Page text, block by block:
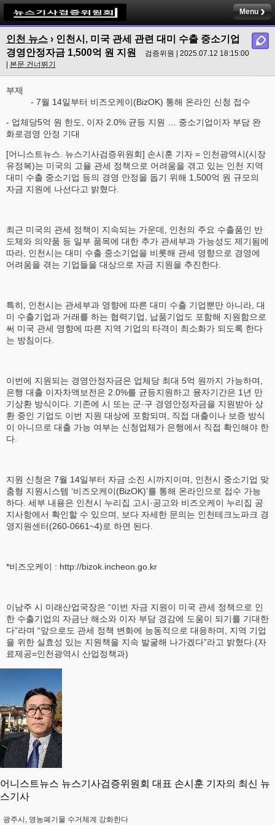
Menu
인천 뉴스 › 인천시, 미국 관세 관련 대미 수출 중소기업
경영안정자금 1,500억 원 지원
검증위원 | 2025.07.12 18:15:00
본문 건너뛰기
부제
- 7월 14일부터 비즈오케이(BizOK) 통해 온라인 신청 접수
- 업체당5억 원 한도, 이자 2.0% 균등 지원 … 중소기업이자 부담 완
화로경영 안정 기대
[어니스트뉴스. 뉴스기사검증위원회] 손시훈 기자 = 인천광역시(시장
유정복)는 미국의 고율 관세 정책으로 어려움을 겪고 있는 인천 지역
대미 수출 중소기업 등의 경영 안정을 돕기 위해 1,500억 원 규모의
자금 지원에 나선다고 밝혔다.
최근 미국의 관세 정책이 지속되는 가운데, 인천의 주요 수출품인 반
도체와 의약품 등 일부 품목에 대한 추가 관세부과 가능성도 제기됨에
따라, 인천시는 대미 수출 중소기업을 비롯해 관세 영향으로 경영에
어려움을 겪는 기업들을 대상으로 자금 지원을 추진한다.
특히, 인천시는 관세부과 영향에 따른 대미 수출 기업뿐만 아니라, 대
미 수출기업과 거래를 하는 협력기업, 납품기업도 포함해 지원함으로
써 미국 관세 영향에 따른 지역 기업의 타격이 최소화가 되도록 한다
는 방침이다.
이번에 지원되는 경영안정자금은 업체당 최대 5억 원까지 가능하며,
은행 대출 이자차액보전은 2.0%를 균등지원하고 융자기간은 1년 만
기상환 방식이다. 기존에 시 또는 군·구 경영안정자금을 지원받아 상
환 중인 기업도 이번 지원 대상에 포함되며, 직접 대출이나 보증 방식
이 아니므로 대출 가능 여부는 신청업체가 은행에서 직접 확인해야 한
다.
지원 신청은 7월 14일부터 자금 소진 시까지이며, 인천시 중소기업 맞
춤형 지원시스템 ‘비즈오케이(BizOK)’를 통해 온라인으로 접수 가능
하다. 세부 내용은 인천시 누리집 고시·공고와 비즈오케이 누리집 공
지사항에서 확인할 수 있으며, 보다 자세한 문의는 인천테크노파크 경
영지원센터(260-0661~4)로 하면 된다.
*비즈오케이 : http://bizok.incheon.go.kr
이남주 시 미래산업국장은 “이번 자금 지원이 미국 관세 정책으로 인
한 수출기업의 자금난 해소와 이자 부담 경감에 도움이 되기를 기대한
다”라며 “앞으로도 관세 정책 변화에 능동적으로 대응하며, 지역 기업
을 위한 실효성 있는 지원책을 지속 발굴해 나가겠다”라고 밝혔다.(자
료제공=인천광역시 산업정책과)
어니스트뉴스 뉴스기사검증위원회 대표 손시훈 기자의 최신 뉴
스기사
광주시, 영농폐기물 수거체계 강화한다